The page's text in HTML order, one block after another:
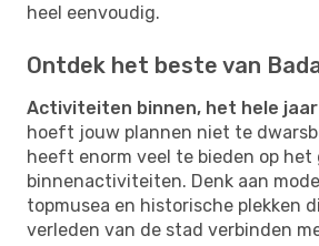
heel eenvoudig.
Ontdek het beste van
Activiteiten binnen, het hele
hoeft jouw plannen niet te
heeft enorm veel te bieden op het
binnenactiviteiten. Denk aan
topmusea en historische plekken
verleden van de stad verbinden